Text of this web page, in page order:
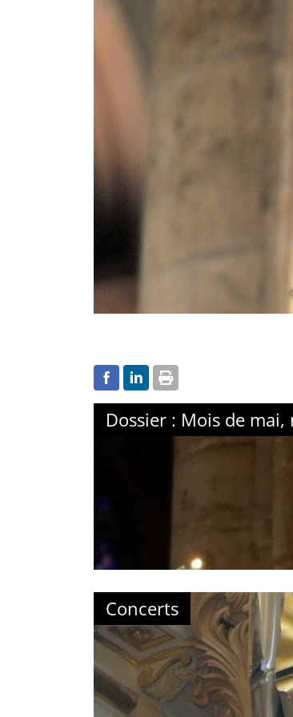
Dossier : Mois de
Concerts